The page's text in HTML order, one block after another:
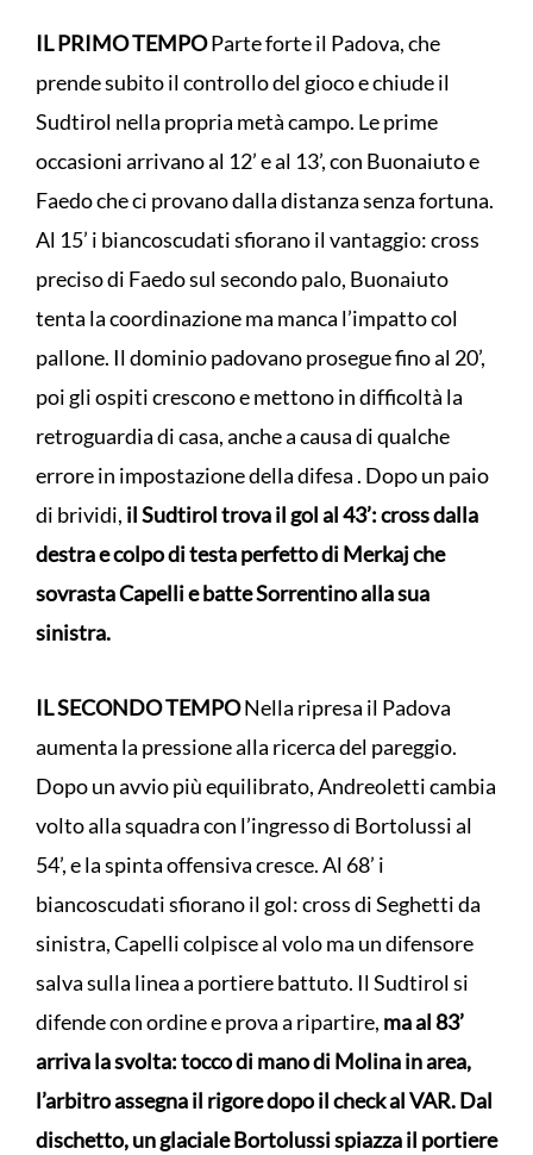
IL PRIMO TEMPOParte forte il Padova, che
prende subito il controllo del gioco e chiude il
Sudtirol nella propria metà campo. Le prime
occasioni arrivano al 12’ e al 13’, con Buonaiuto e
Faedo che ci provano dalla distanza senza fortuna.
Al 15’ i biancoscudati sfiorano il vantaggio: cross
preciso di Faedo sul secondo palo, Buonaiuto
tenta la coordinazione ma manca l’impatto col
pallone. Il dominio padovano prosegue fino al 20’,
poi gli ospiti crescono e mettono in difficoltà la
retroguardia di casa, anche a causa di qualche
errore in impostazione della difesa . Dopo un paio
di brividi, il Sudtirol trova il gol al 43’: cross dalla
destra e colpo di testa perfetto di Merkaj che
sovrasta Capelli e batte Sorrentino alla sua
sinistra.
IL SECONDO TEMPONella ripresa il Padova
aumenta la pressione alla ricerca del pareggio.
Dopo un avvio più equilibrato, Andreoletti cambia
volto alla squadra con l’ingresso di Bortolussi al
54’, e la spinta offensiva cresce. Al 68’ i
biancoscudati sfiorano il gol: cross di Seghetti da
sinistra, Capelli colpisce al volo ma un difensore
salva sulla linea a portiere battuto. Il Sudtirol si
difende con ordine e prova a ripartire, ma al 83’
arriva la svolta: tocco di mano di Molina in area,
l’arbitro assegna il rigore dopo il check al VAR. Dal
dischetto, un glaciale Bortolussi spiazza il portiere